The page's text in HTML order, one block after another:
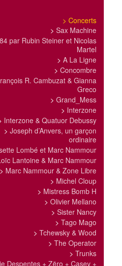
> Concerts
> Sax Machine
par Rubin Steiner et Nicolas
Martel
> A La Ligne
> Concombre
R. Cambuzat & Gianna
Greco
> Grand_Mess
> Interzone
Interzone & Quatuor Debussy
> Joseph d’Anvers, un garçon
ordinaire
Lombé et Marc Nammour
Lantoine & Marc Nammour
> Marc Nammour & Zone Libre
> Michel Cloup
> Mistress Bomb H
> Olivier Mellano
> Sister Nancy
> Tago Mago
> Tchewsky & Wood
> The Operator
> Trunks
Despentes + Zëro + Casey +